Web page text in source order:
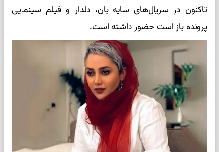
تاکنون در سریال‌های سایه بان، دلدار و فیلم سینمایی
پرونده باز است حضور داشته است.